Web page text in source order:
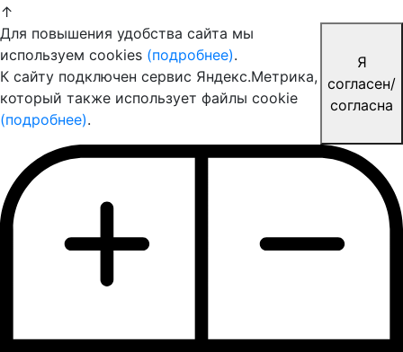
↑
Для повышения удобства сайта мы
используем cookies (подробнее).
К сайту подключен сервис Яндекс.Метрика,
который также использует файлы cookie
(подробнее).
Я
согласен/
согласна